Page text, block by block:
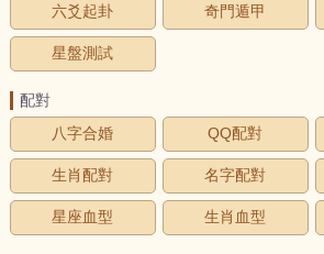
六爻起卦 奇門遁甲
星盤測試
配對
八字合婚
QQ配對
生肖配對 名字配對
星座血型 生肖血型